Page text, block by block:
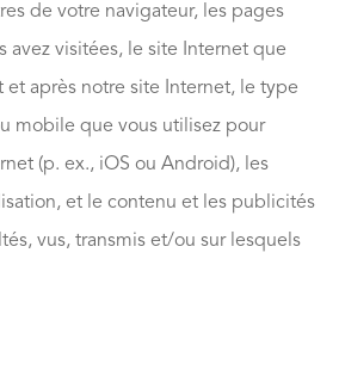
de votre navigateur, les pages
avez visitées, le site Internet que
et après notre site Internet, le type
mobile que vous utilisez pour
(p. ex., iOS ou Android), les
et le contenu et les publicités
vus, transmis et/ou sur lesquels